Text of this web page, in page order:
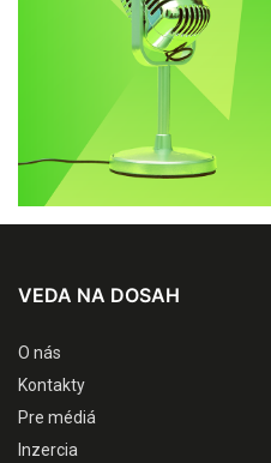
VEDA NA DOSAH
O nás
Kontakty
Pre médiá
Inzercia